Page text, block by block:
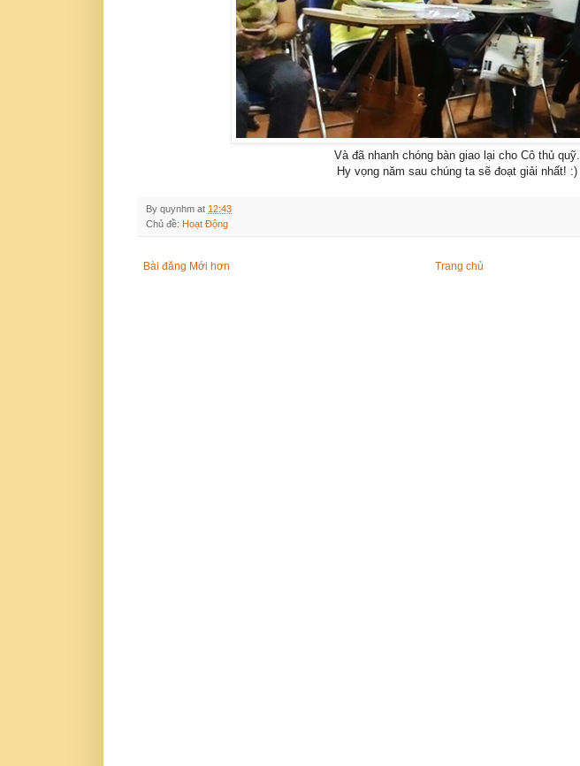
Và đã nhanh chóng bàn giao lại cho Cô thủ quỹ.
Hy vọng năm sau chúng ta sẽ đoạt giải nhất! :)
By quynhm at 12:43
Chủ đề: Hoạt Động
Bài đăng Mới hơn Trang chủ